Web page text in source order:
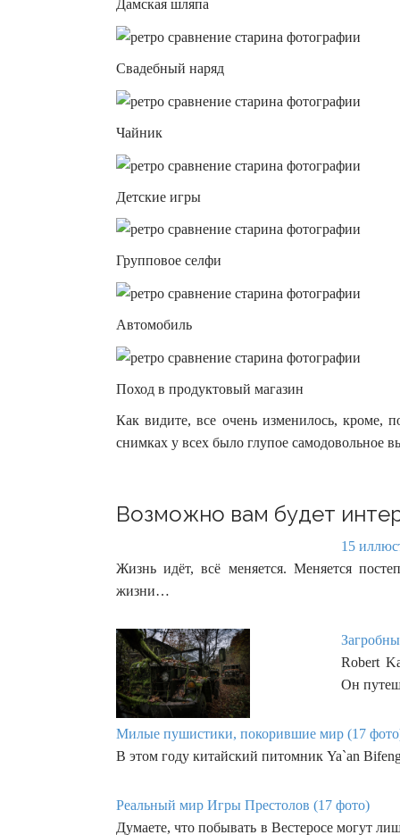
Дамская шляпа
Свадебный наряд
Чайник
Детские игры
Групповое селфи
Автомобиль
Поход в продуктовый магазин
Как видите, все очень изменилось, кроме,
снимках у всех было глупое самодовольное
Возможно вам будет
15
Жизнь идёт, всё меняется. Меняется
жизни…
Robert
Он
Милые пушистики, покорившие мир (17
В этом году китайский питомник Ya`an
Реальный мир Игры Престолов (17 фото)
Думаете, что побывать в Вестеросе могут